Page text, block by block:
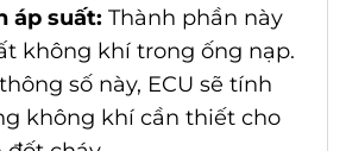
áp suất: Thành phần này
không khí trong ống nạp.
số này, ECU sẽ tính
không khí cần thiết cho